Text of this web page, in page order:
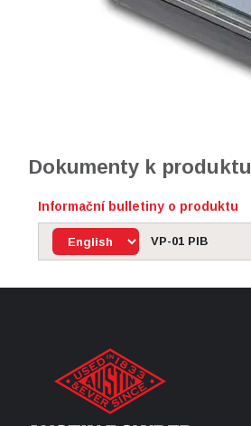
Dokumenty k produktu
Informační bulletiny o produktu
VP-01 PIB